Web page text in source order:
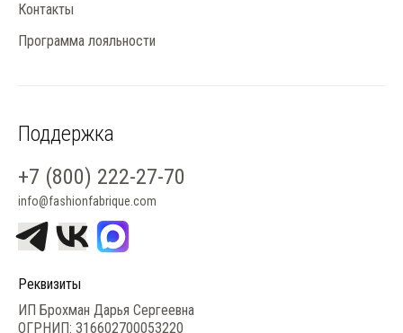
Контакты
Программа лояльности
Поддержка
+7 (800) 222-27-70
info@fashionfabrique.com
Реквизиты
ИП Брохман Дарья Сергеевна
ОГРНИП: 316602700053220